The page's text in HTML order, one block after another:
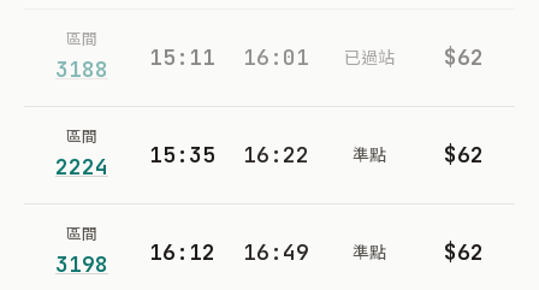
區間
3188 15:11 16:01 已過站 $62
區間
2224 15:35 16:22 準點 $62
區間
3198 16:12 16:49 準點 $62